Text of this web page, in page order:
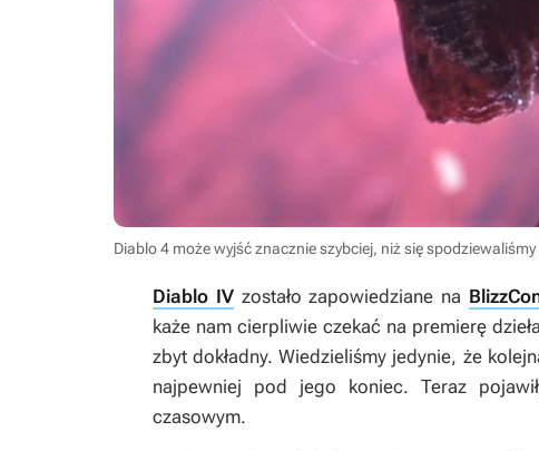
Diablo 4 może wyjść znacznie szybciej, niż się spodziewaliśmy
Diablo IVzostało zapowiedziane na
każe nam cierpliwie czekać na premierę
zbyt dokładny. Wiedzieliśmy jedynie, że
najpewniej pod jego koniec. Teraz
czasowym.